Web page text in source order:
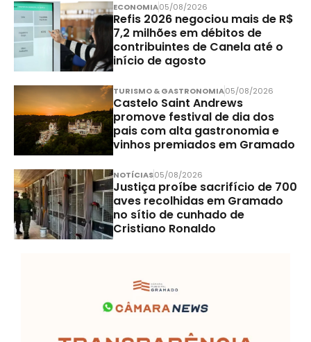
ECONOMIA05/08/2026
Refis 2026 negociou mais de R$
7,2 milhões em débitos de
contribuintes de Canela até o
início de agosto
TURISMO & GASTRONOMIA05/08/2026
Castelo Saint Andrews
promove festival de dia dos
pais com alta gastronomia e
vinhos premiados em Gramado
NOTÍCIAS05/08/2026
Justiça proíbe sacrifício de 700
aves recolhidas em Gramado
no sítio de cunhado de
Cristiano Ronaldo